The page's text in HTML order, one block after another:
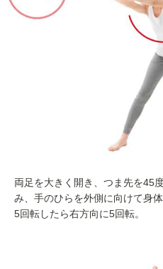
両足を大きく開き、つま先を45
み、手のひらを外側に向けて身
5回転したら右方向に5回転。